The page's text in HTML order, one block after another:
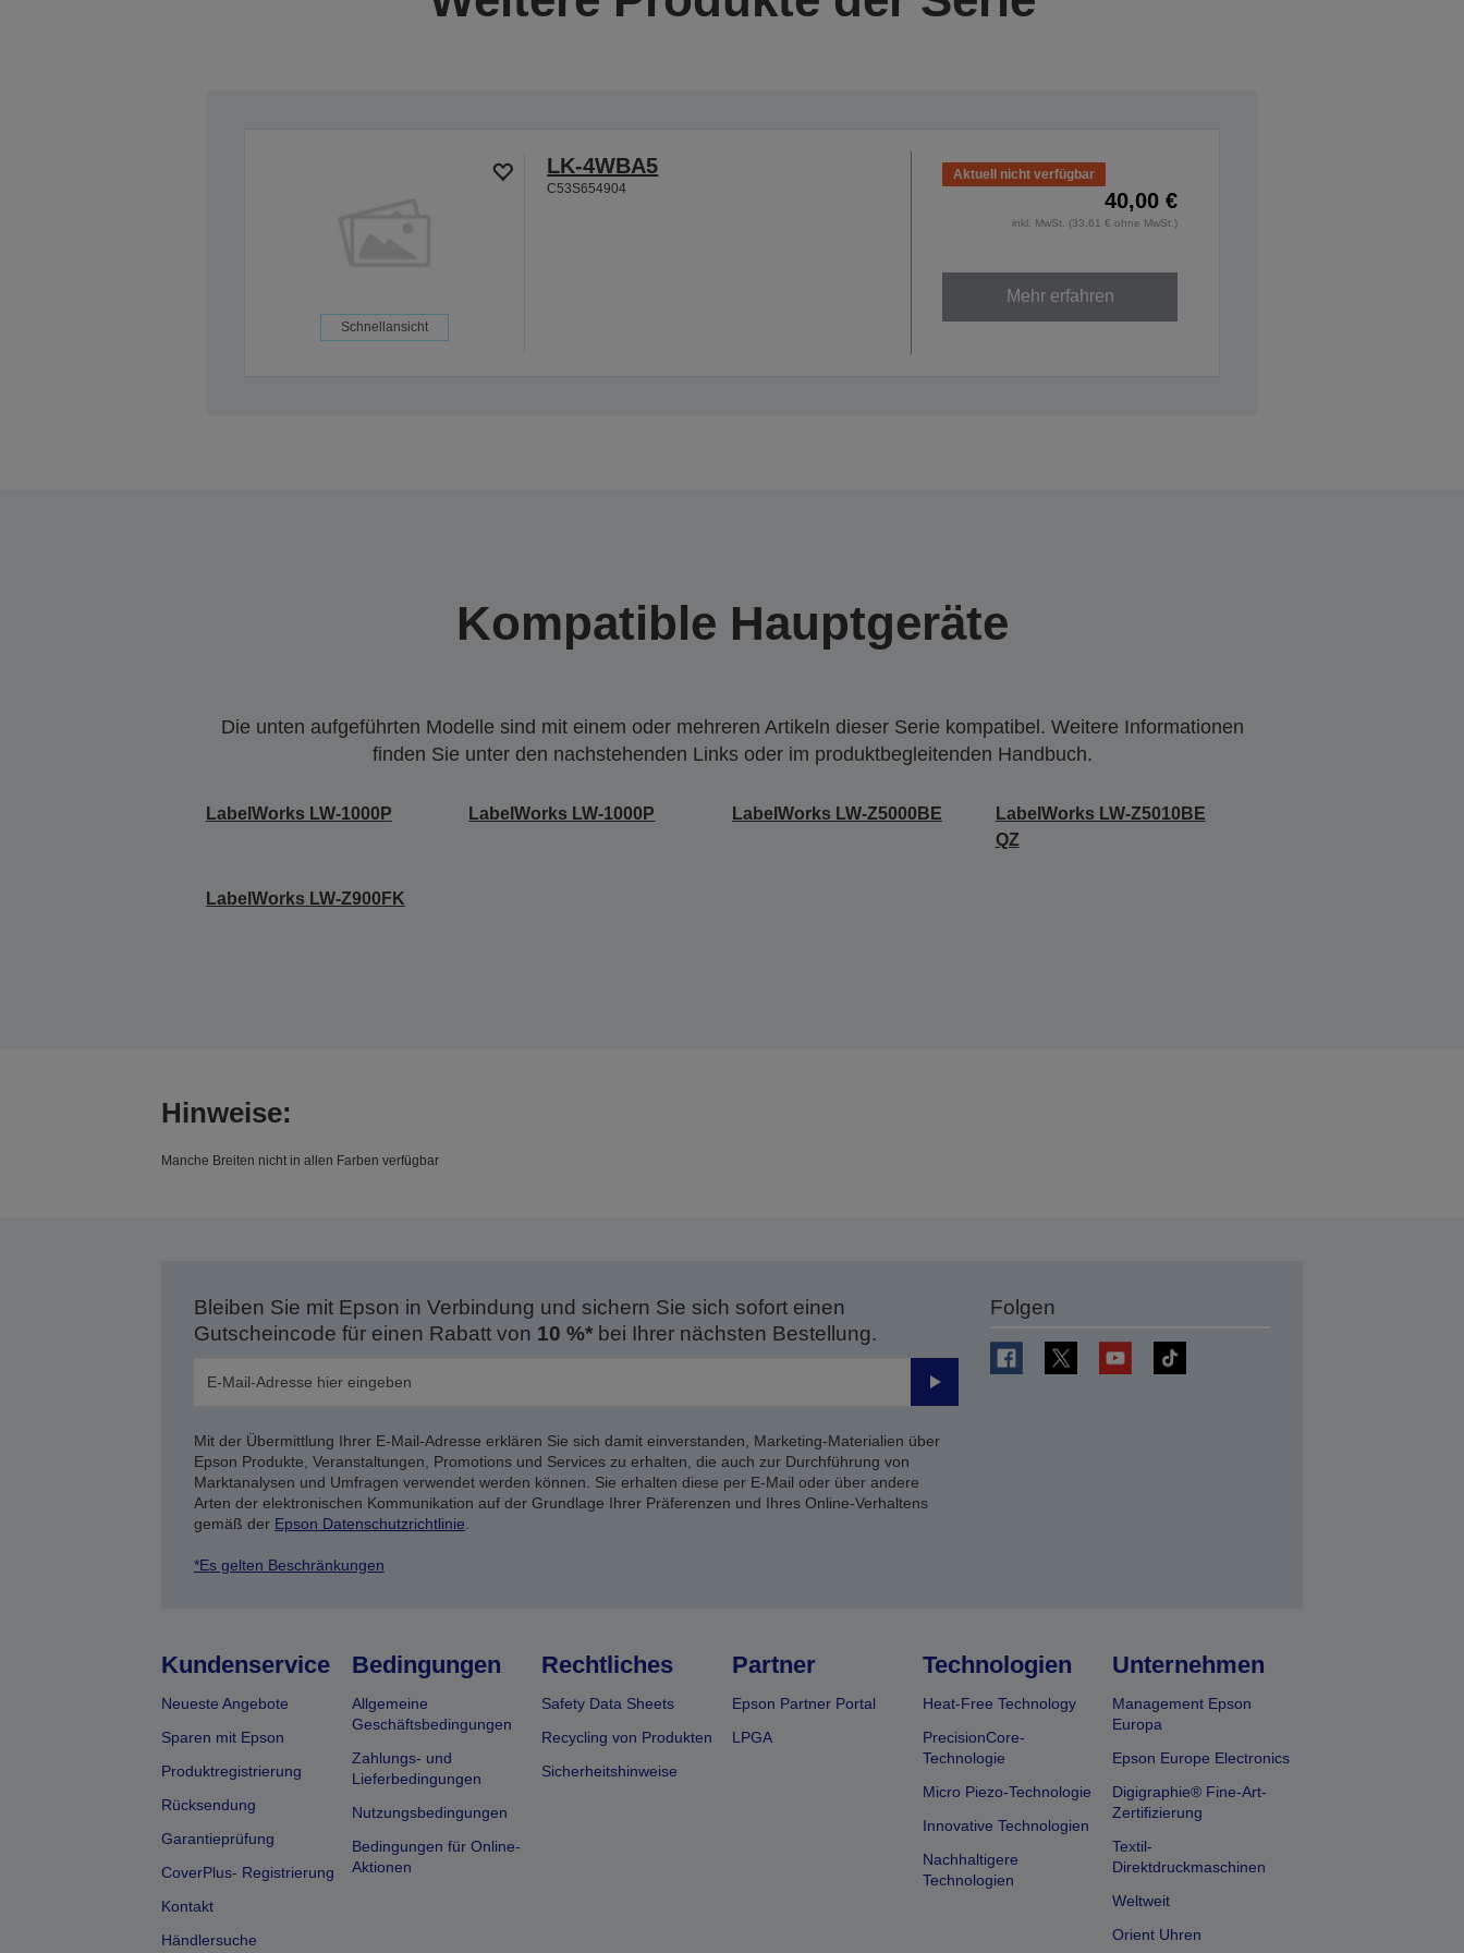
Schnellansicht
LK-4WBA5
C53S654904
Aktuell nicht verfügbar
40,00 €
inkl. MwSt. (33,61 € ohne MwSt.)
Mehr erfahren
Kompatible Hauptgeräte
Die unten aufgeführten Modelle sind mit einem oder mehreren Artikeln dieser Serie kompatibel. Weitere Informationen
finden Sie unter den nachstehenden Links oder im produktbegleitenden Handbuch.
LabelWorks LW-1000P LabelWorks LW-1000P LabelWorks LW-Z5000BE
LabelWorks LW-Z5010BE
QZ
LabelWorks LW-Z900FK
Hinweise:
Manche Breiten nicht in allen Farben verfügbar
Bleiben Sie mit Epson in Verbindung und sichern Sie sich sofort einen
Gutscheincode für einen Rabatt von 10 %*bei Ihrer nächsten Bestellung.
Senden
Mit der Übermittlung Ihrer E-Mail-Adresse erklären Sie sich damit einverstanden, Marketing-Materialien über
Epson Produkte, Veranstaltungen, Promotions und Services zu erhalten, die auch zur Durchführung von
Marktanalysen und Umfragen verwendet werden können. Sie erhalten diese per E-Mail oder über andere
Arten der elektronischen Kommunikation auf der Grundlage Ihrer Präferenzen und Ihres Online-Verhaltens
gemäß der Epson Datenschutzrichtlinie
*Es gelten Beschränkungen
Folgen
Kundenservice
Neueste Angebote
Sparen mit Epson
Produktregistrierung
Rücksendung
Garantieprüfung
CoverPlus- Registrierung
Kontakt
Händlersuche
Bedingungen
Allgemeine
Geschäftsbedingungen
Zahlungs- und
Lieferbedingungen
Nutzungsbedingungen
Bedingungen für Online-
Aktionen
Rechtliches
Safety Data Sheets
Recycling von Produkten
Sicherheitshinweise
Partner
Epson Partner Portal
LPGA
Technologien
Heat-Free Technology
PrecisionCore-
Technologie
Micro Piezo-Technologie
Innovative Technologien
Nachhaltigere
Technologien
Unternehmen
Management Epson
Europa
Epson Europe Electronics
Digigraphie® Fine-Art-
Zertifizierung
Textil-
Direktdruckmaschinen
Weltweit
Orient Uhren